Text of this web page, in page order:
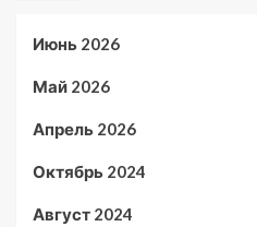
Июнь 2026
Май 2026
Апрель 2026
Октябрь 2024
Август 2024